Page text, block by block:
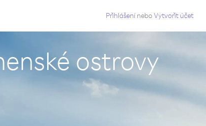
Přihlášení neboVytvořit účet
ostrovy